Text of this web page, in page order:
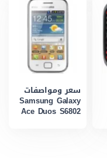
سعر ومواصفات
Samsung Galaxy
Ace Duos S6802